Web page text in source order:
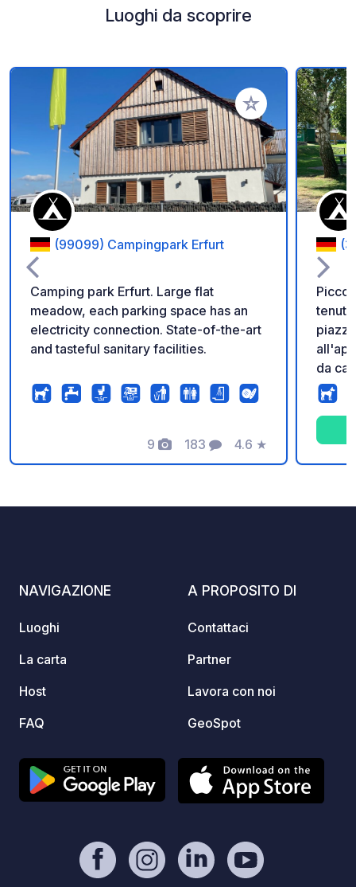
Luoghi da scoprire
Aggiungi ai tuoi
(99099) Campingpark Erfurt
Camping park Erfurt. Large flat
meadow, each parking space has an
electricity connection. State-of-the-art
and tasteful sanitary facilities.
9
Foto
183
Commenti
4.6
Valutazione
★
da
panini in loco.
NAVIGAZIONE
Luoghi
La carta
Host
FAQ
A PROPOSITO DI
Contattaci
Partner
Lavora con noi
GeoSpot